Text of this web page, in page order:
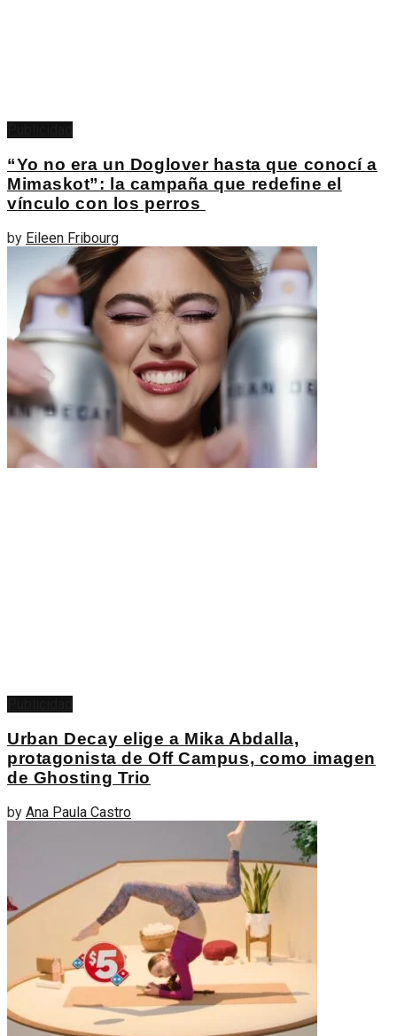
“Yo no era un Doglover hasta que conocí a
Mimaskot”: la campaña que redefine el
vínculo con los perros
by Eileen Fribourg
Urban Decay elige a Mika Abdalla,
protagonista de Off Campus, como imagen
de Ghosting Trio
by Ana Paula Castro